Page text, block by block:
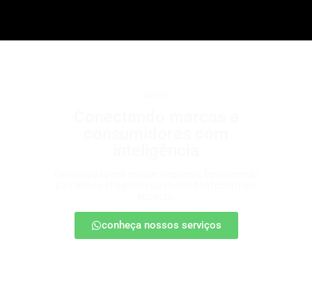
conheça nossos serviços